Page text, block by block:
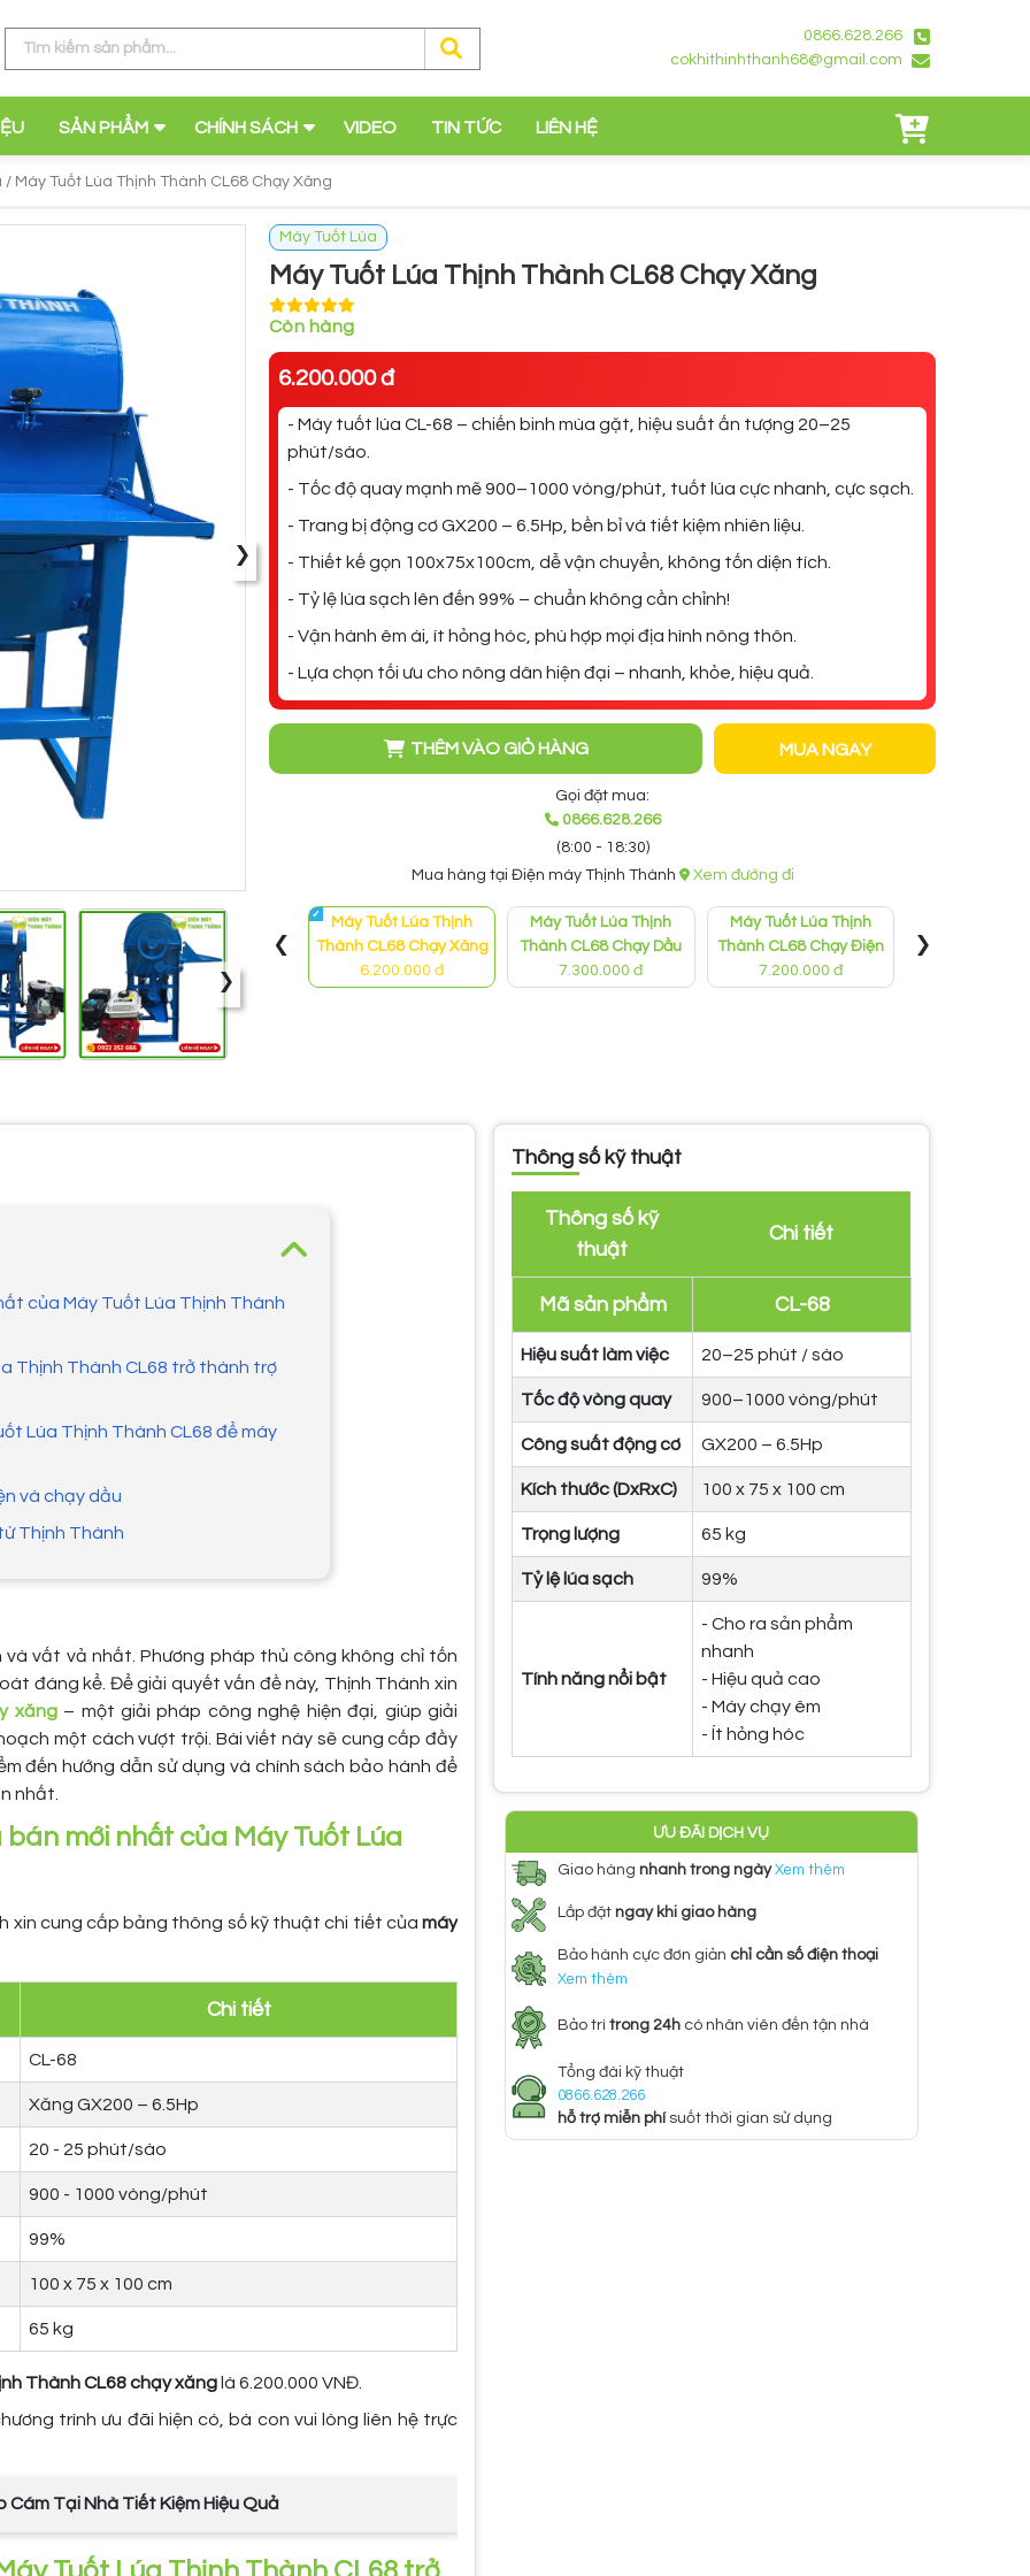
0866.628.266
cokhithinhthanh68@gmail.com
SẢN PHẨM CHÍNH SÁCH VIDEO TIN TỨC LIÊN HỆ
/ Máy Tuốt Lúa Thịnh Thành CL68 Chạy Xăng
›
›
Máy Tuốt Lúa
Máy Tuốt Lúa Thịnh Thành CL68 Chạy Xăng
Còn hàng
6.200.000 đ
- Máy tuốt lúa CL-68 – chiến binh mùa gặt, hiệu suất ấn tượng 20–25
phút/sào.
- Tốc độ quay mạnh mẽ 900–1000 vòng/phút, tuốt lúa cực nhanh, cực sạch.
- Trang bị động cơ GX200 – 6.5Hp, bền bỉ và tiết kiệm nhiên liệu.
- Thiết kế gọn 100x75x100cm, dễ vận chuyển, không tốn diện tích.
- Tỷ lệ lúa sạch lên đến 99% – chuẩn không cần chỉnh!
- Vận hành êm ái, ít hỏng hóc, phù hợp mọi địa hình nông thôn.
- Lựa chọn tối ưu cho nông dân hiện đại – nhanh, khỏe, hiệu quả.
THÊM VÀO GIỎ HÀNG MUA NGAY
Gọi đặt mua:
0866.628.266
(8:00 - 18:30)
Mua hàng tại Điện máy Thịnh Thành
Xem đường đi
Máy Tuốt Lúa Thịnh
Thành CL68 Chạy Xăng
6.200.000 đ
Máy Tuốt Lúa Thịnh
Thành CL68 Chạy Dầu
7.300.000 đ
Máy Tuốt Lúa Thịnh
Thành CL68 Chạy Điện
7.200.000 đ
Mini Thịnh
‹ ›
của Máy Tuốt Lúa Thịnh Thành
Thịnh Thành CL68 trở thành trợ
Lúa Thịnh Thành CL68 để máy
và chạy dầu
Thịnh Thành
vất vả nhất. Phương pháp thủ công không chỉ tốn
đáng kể. Để giải quyết vấn đề này, Thịnh Thành xin
xăng– một giải pháp công nghệ hiện đại, giúp giải
một cách vượt trội. Bài viết này sẽ cung cấp đầy
đến hướng dẫn sử dụng và chính sách bảo hành để
nhất.
mới nhất của Máy Tuốt Lúa
xin cung cấp bảng thông số kỹ thuật chi tiết của máy
Chi tiết
CL-68
Xăng GX200 – 6.5Hp
20 - 25 phút/sào
900 - 1000 vòng/phút
99%
100 x 75 x 100 cm
65 kg
Thành CL68 chạy xăng là 6.200.000 VNĐ.
trình ưu đãi hiện có, bà con vui lòng liên hệ trực
Cám Tại Nhà Tiết Kiệm Hiệu Quả
Thông số kỹ thuật
Thông số kỹ
thuật
Chi tiết
Mã sản phẩm CL-68
Hiệu suất làm việc 20–25 phút / sào
Tốc độ vòng quay 900–1000 vòng/phút
Công suất động cơ GX200 – 6.5Hp
Kích thước (DxRxC) 100 x 75 x 100 cm
Trọng lượng 65 kg
Tỷ lệ lúa sạch 99%
Tính năng nổi bật
- Cho ra sản phẩm
nhanh
- Hiệu quả cao
- Máy chạy êm
- Ít hỏng hóc
ƯU ĐÃI DỊCH VỤ
Giao hàng nhanh trong ngày Xem thêm
Lắp đặt ngay khi giao hàng
Bảo hành cực đơn giản chỉ cần số điện thoại
Xem thêm
Bảo trì trong 24h có nhân viên đến tận nhà
Tổng đài kỹ thuật
0866.628.266
hỗ trợ miễn phísuốt thời gian sử dụng